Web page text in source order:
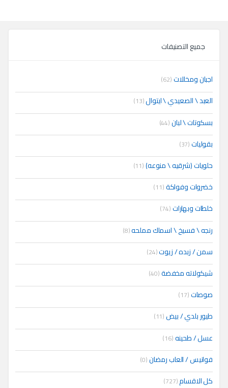
جميع التصنيفات
اجبان ومخللات(62)
العبد \ الصعيدي \ ايتوال(13)
بسكوتات \ لبان(44)
بقوليات(37)
حلويات (شرقيه \ منوعه)(11)
خضروات وفواكة(11)
خلطات وبهارات(74)
رنجه \ فسيخ \ اسماك مملحه(8)
سمن / زبده / زيوت(24)
شيكولاته مخفضة(40)
صوصات(17)
طيور بلدي / بيض(11)
عسل / طحينه(16)
فوانيس / العاب رمضان(0)
كل الاقسام(727)